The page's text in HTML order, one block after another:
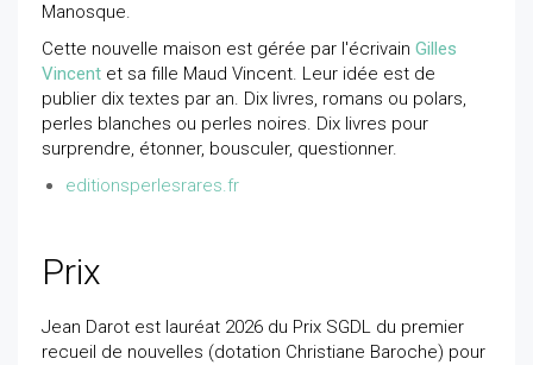
Manosque.
Cette nouvelle maison est gérée par l'écrivain Gilles
Vincent et sa fille Maud Vincent. Leur idée est de
publier dix textes par an. Dix livres, romans ou polars,
perles blanches ou perles noires. Dix livres pour
surprendre, étonner, bousculer, questionner.
editionsperlesrares.fr
Prix
Jean Darot est lauréat 2026 du Prix SGDL du premier
recueil de nouvelles (dotation Christiane Baroche) pour